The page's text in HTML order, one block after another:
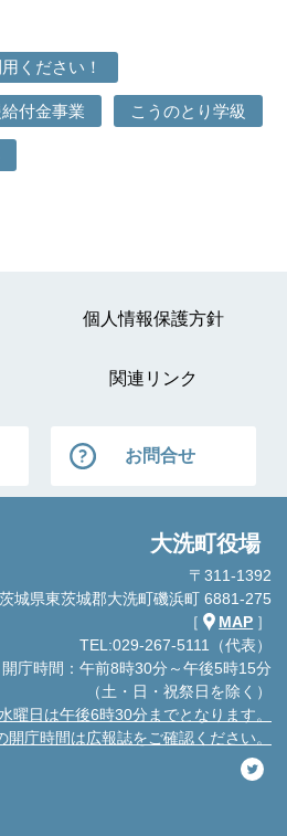
ください！
付金事業 こうのとり学級
個人情報保護方針
関連リンク
お問合せ
大洗町役場
〒311-1392
茨城県東茨城郡大洗町磯浜町 6881-275
［
MAP ］
TEL:029-267-5111（代表）
開庁時間：午前8時30分～午後5時15分
（土・日・祝祭日を除く）
曜日は午後6時30分までとなります。
庁時間は広報誌をご確認ください。